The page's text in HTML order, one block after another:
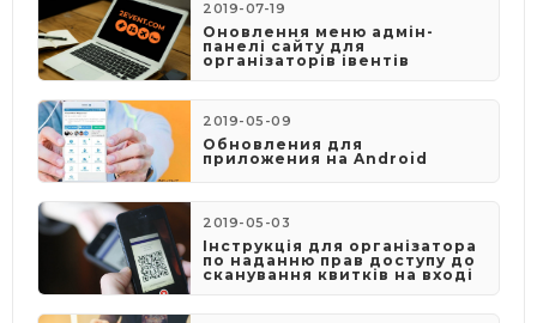
2019-07-19
Оновлення меню адмін-
панелі сайту для
організаторів івентів
2019-05-09
​Обновления для
приложения на Android
2019-05-03
​Інструкція для організатора
по наданню прав доступу до
сканування квитків на вході